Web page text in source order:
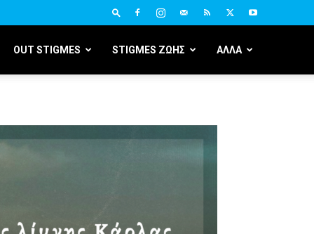
OUT STIGMES STIGMES ΖΩΗΣ ΑΛΛΑ